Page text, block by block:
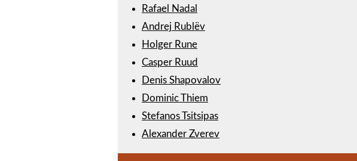
Rafael Nadal
Andrej Rublëv
Holger Rune
Casper Ruud
Denis Shapovalov
Dominic Thiem
Stefanos Tsitsipas
Alexander Zverev